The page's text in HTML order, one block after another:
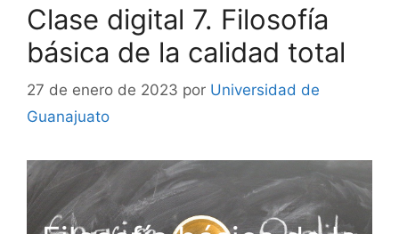
Clase digital 7. Filosofía
básica de la calidad total
27 de enero de 2023 por Universidad de
Guanajuato